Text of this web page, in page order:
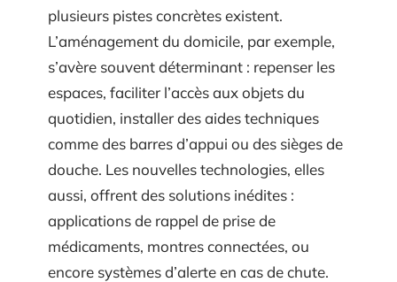
plusieurs pistes concrètes existent.
L’aménagement du domicile, par exemple,
s’avère souvent déterminant : repenser les
espaces, faciliter l’accès aux objets du
quotidien, installer des aides techniques
comme des barres d’appui ou des sièges de
douche. Les nouvelles technologies, elles
aussi, offrent des solutions inédites :
applications de rappel de prise de
médicaments, montres connectées, ou
encore systèmes d’alerte en cas de chute.